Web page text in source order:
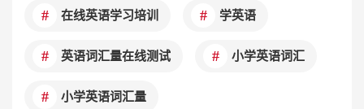
在线英语学习培训 学英语
英语词汇量在线测试 小学英语词汇
小学英语词汇量